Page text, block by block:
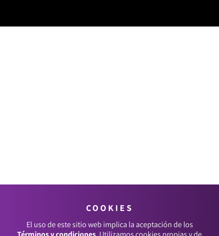
COOKIES
El uso de este sitio web implica la aceptación de los